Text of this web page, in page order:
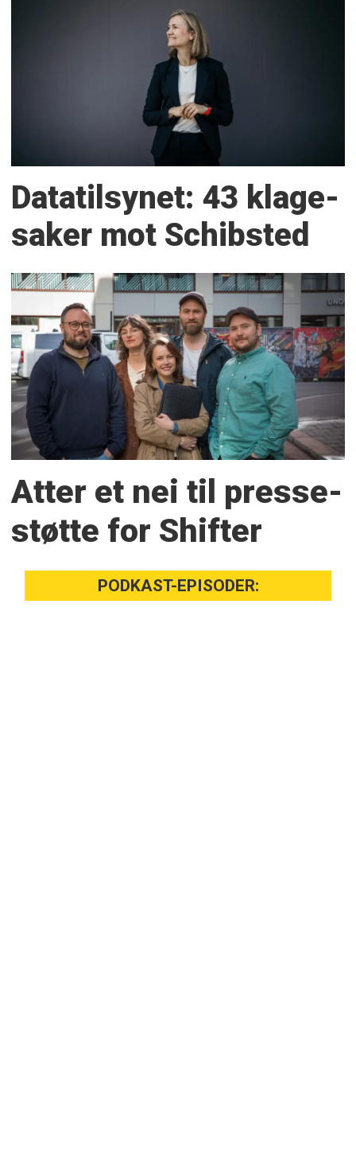
Datatilsynet: 43 klage­
saker mot Schibsted
Atter et nei til presse­
støtte for Shifter
PODKAST-EPISODER: